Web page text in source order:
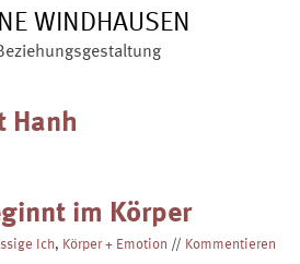
WINDHAUSEN
Hanh
im Körper
Ich, Körper + Emotion // Kommentieren